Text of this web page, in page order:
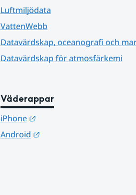
Luftmiljödata
VattenWebb
Datavärdskap, oceanografi och
Datavärdskap för atmosfärkemi
Väderappar
iPhone
Länk till annan webbplats.
Android
Länk till annan webbplats.